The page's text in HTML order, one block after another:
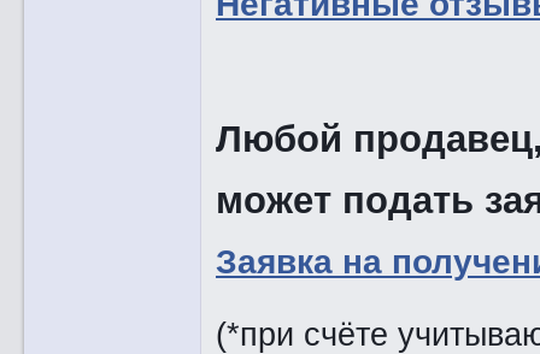
Любой
может подать
Заявка на
(*при счёте